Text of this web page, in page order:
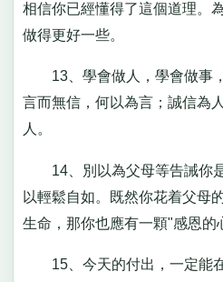
相信你已經懂得了這個道理。
做得更好一些。
13、學會做人，學會做事，
言而無信，何以為言；誠信為
人。
14、別以為父母等告誡你
以輕鬆自如。既然你花着父母
生命，那你也應有一顆"感恩的
15、今天的付出，一定能